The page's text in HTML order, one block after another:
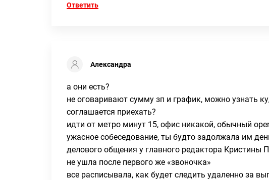
Ответить
Александра
а они есть?
не оговаривают сумму зп и график, можно узнать
соглашается приехать?
идти от метро минут 15, офис никакой, обычный
ужасное собеседование, ты будто задолжала им
делового общения у главного редактора Кристины
не ушла после первого же «звоночка»
все расписывала, как будет следить удаленно за